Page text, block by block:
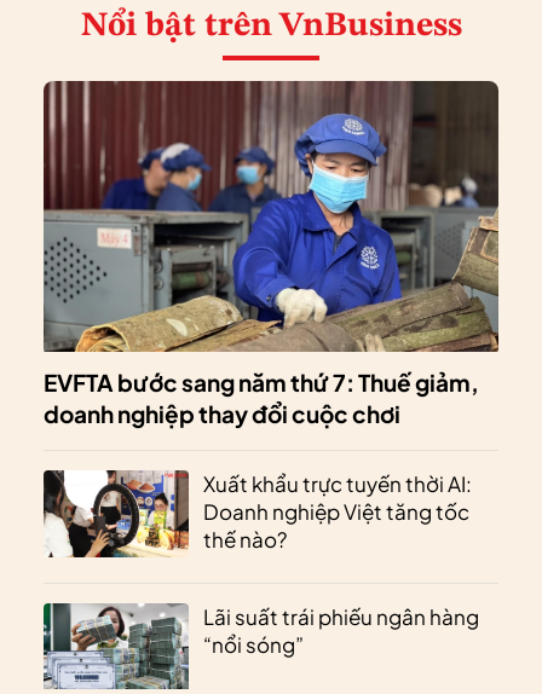
Nổi bật trên VnBusiness
EVFTA bước sang năm thứ 7: Thuế giảm,
doanh nghiệp thay đổi cuộc chơi
Xuất khẩu trực tuyến thời AI:
Doanh nghiệp Việt tăng tốc
thế nào?
Lãi suất trái phiếu ngân hàng
“nổi sóng”